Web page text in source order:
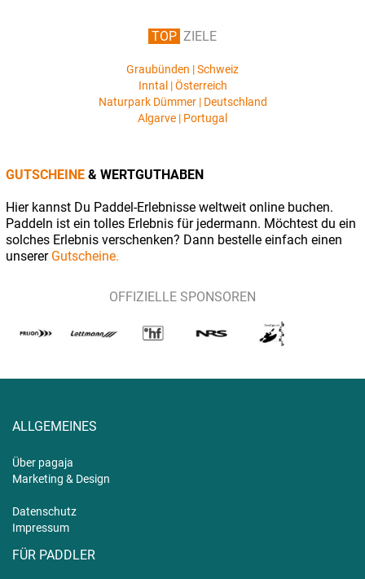
TOP ZIELE
Graubünden | Schweiz
Inntal | Österreich
Naturpark Dümmer | Deutschland
Algarve | Portugal
GUTSCHEINE & WERTGUTHABEN
Hier kannst Du Paddel-Erlebnisse weltweit online buchen.
Paddeln ist ein tolles Erlebnis für jedermann. Möchtest du ein
solches Erlebnis verschenken? Dann bestelle einfach einen
unserer Gutscheine.
OFFIZIELLE SPONSOREN
ALLGEMEINES
Über pagaja
Marketing & Design
Datenschutz
Impressum
FÜR PADDLER